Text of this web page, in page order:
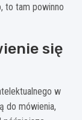
to tam powinno
się
w
do mówienia,